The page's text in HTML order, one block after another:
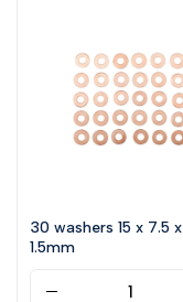
30 washers 15 x 7.5 x
1.5mm